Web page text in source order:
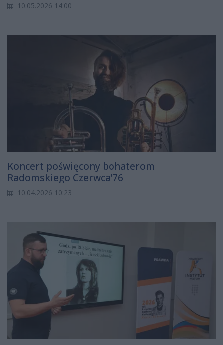
10.05.2026 14:00
Koncert poświęcony bohaterom
Radomskiego Czerwca'76
10.04.2026 10:23